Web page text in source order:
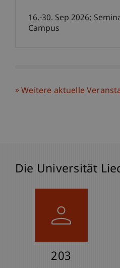
16.-30. Sep 2026;
Campus
Weitere aktuelle
Die Universität
203